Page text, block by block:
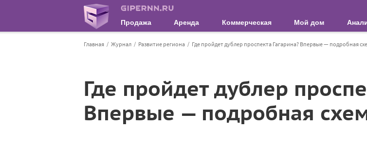
Продажа Аренда Коммерческая Мой дом
Главная Журнал Развитие региона Где пройдет дублер проспекта Гагарина? Впервые — подробная
Где пройдет дублер
Впервые — подробная